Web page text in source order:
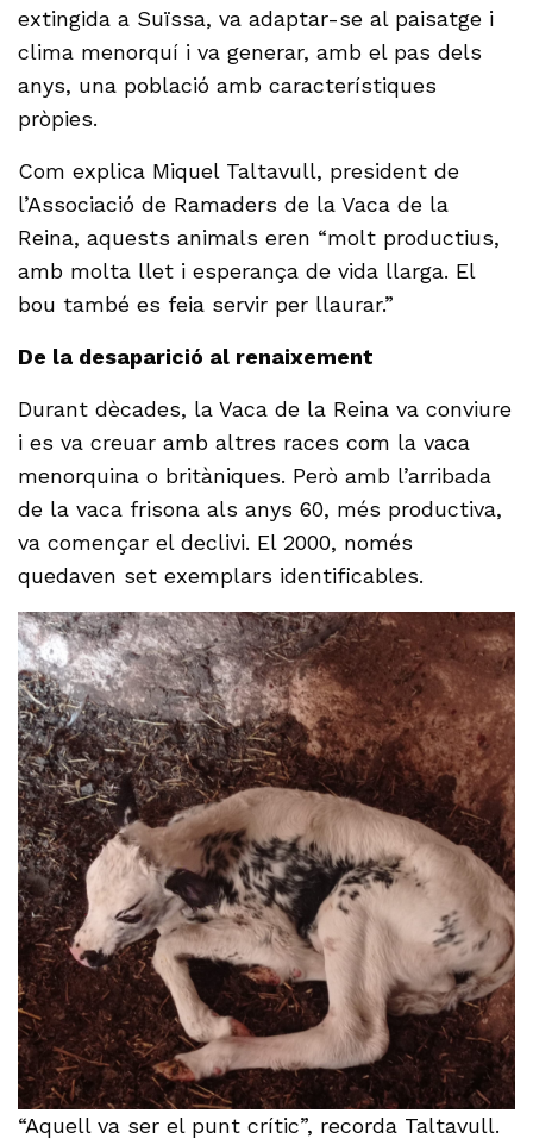
extingida a Suïssa, va adaptar-se al paisatge i
clima menorquí i va generar, amb el pas dels
anys, una població amb característiques
pròpies.
Com explica Miquel Taltavull, president de
l’Associació de Ramaders de la Vaca de la
Reina, aquests animals eren “molt productius,
amb molta llet i esperança de vida llarga. El
bou també es feia servir per llaurar.”
De la desaparició al renaixement
Durant dècades, la Vaca de la Reina va conviure
i es va creuar amb altres races com la vaca
menorquina o britàniques. Però amb l’arribada
de la vaca frisona als anys 60, més productiva,
va començar el declivi. El 2000, només
quedaven set exemplars identificables.
“Aquell va ser el punt crític”, recorda Taltavull.